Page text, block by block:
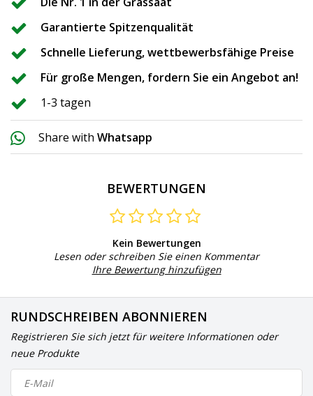
Garantierte Spitzenqualität
Schnelle Lieferung, wettbewerbsfähige Preise
Für große Mengen, fordern Sie ein Angebot an!
1-3 tagen
Share with Whatsapp
BEWERTUNGEN
Kein Bewertungen
Lesen oder schreiben Sie einen Kommentar
Ihre Bewertung hinzufügen
RUNDSCHREIBEN ABONNIEREN
Registrieren Sie sich jetzt für weitere Informationen oder
neue Produkte